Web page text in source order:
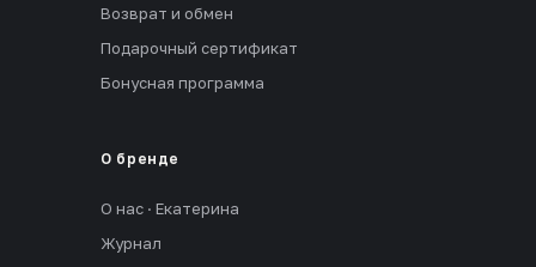
Возврат и обмен
Подарочный сертификат
Бонусная программа
О бренде
О нас · Екатерина
Журнал